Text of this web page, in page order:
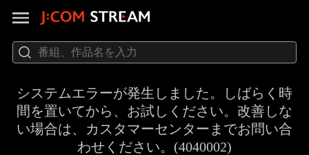
システムエラーが発生しました。しばらく時
間を置いてから、お試しください。改善しな
い場合は、カスタマーセンターまでお問い合
わせください。(4040002)